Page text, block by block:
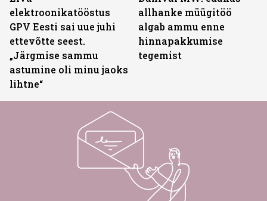
elektroonikatööstus
GPV Eesti sai uue juhi
ettevõtte seest.
„Järgmise sammu
astumine oli minu jaoks
lihtne“
allhanke müügitöö
algab ammu enne
hinnapakkumise
tegemist